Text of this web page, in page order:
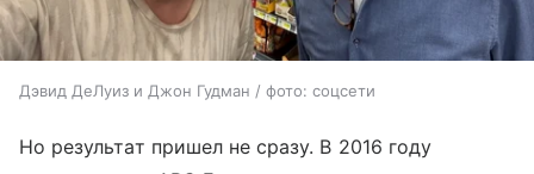
Дэвид ДеЛуиз и Джон Гудман / фото: соцсети
Но результат пришел не сразу. В 2016 году